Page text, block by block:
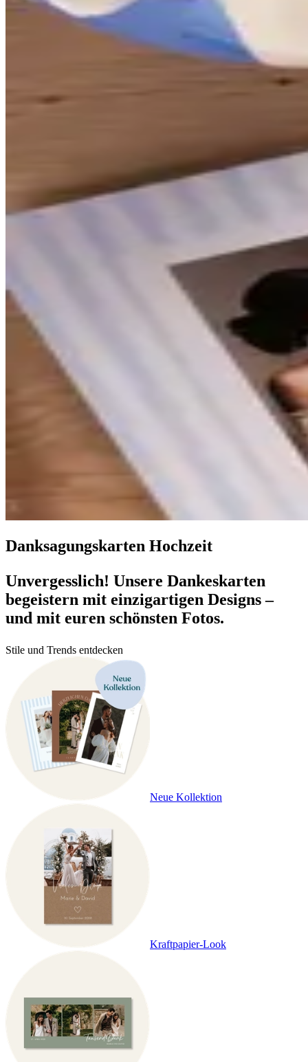
Danksagungskarten Hochzeit
Unvergesslich! Unsere Dankeskarten
begeistern mit einzigartigen Designs –
und mit euren schönsten Fotos.
Stile und Trends entdecken
Neue Kollektion
Kraftpapier-Look